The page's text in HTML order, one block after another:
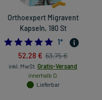
Orthoexpert Migravent
Kapseln, 180 St
5.0
1*
52,28 € 63,75 €
inkl. MwSt. Gratis-Versand
innerhalb D.
Lieferbar